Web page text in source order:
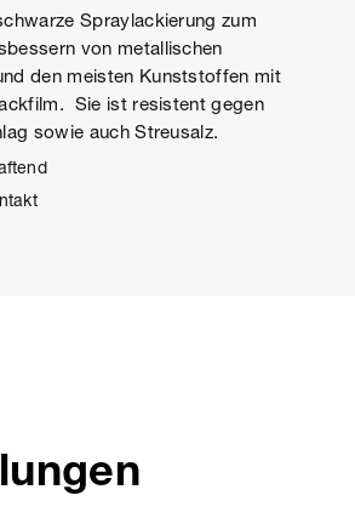
Spraylackierung zum
von metallischen
den meisten Kunststoffen mit
Sie ist resistent gegen
sowie auch Streusalz.